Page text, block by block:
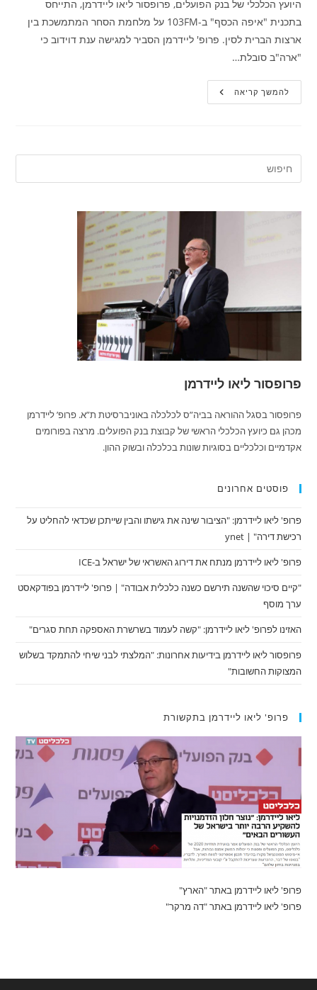
היועץ הכלכלי של בנק הפועלים, פרופסור ליאו ליידרמן, התייחס
בתכנית "איפה הכסף" ב-103FM על מלחמת הסחר המתמשכת בין
ארצות הברית לסין. פרופ' ליידרמן הסביר למגישה ענת דוידוב כי
"ארה"ב סובלת…
להמשך קריאהפרופסור
ליאו
ארה"ב"
פרופסור ליאו ליידרמן
פרופסור בסגל ההוראה בביה”ס לכלכלה באוניברסיטת ת”א. פרופ’ ליידרמן
מכהן גם כיועץ הכלכלי הראשי של קבוצת בנק הפועלים. מרצה בפורומים
אקדמיים וכלכליים בסוגיות שונות בכלכלה ובשוק ההון.
פוסטים אחרונים
פרופ' ליאו ליידרמן: "הציבור שינה את גישתו והבין שייתכן שכדאי להחליט על
רכישת דירה" | ynet
פרופ' ליאו ליידרמן מנתח את דירוג האשראי של ישראל ב-ICE
"קיים סיכוי שהשנה תירשם כשנה כלכלית אבודה" | פרופ' ליידרמן בפודקאסט
ערך מוסף
האזינו לפרופ' ליאו ליידרמן: "קשה לעמוד בשרשרת האספקה תחת סגרים"
פרופסור ליאו ליידרמן בידיעות אחרונות: "המלצתי לבני שיחי להתמקד בשלוש
המצוקות החשובות"
פרופ' ליאו ליידרמן בתקשורת
פרופ' ליאו ליידרמן באתר "הארץ"
פרופ' ליאו ליידרמן באתר "דה מרקר"